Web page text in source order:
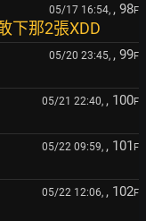
05/17 16:54, , 98F
下那2張XDD
05/20 23:45, , 99F
05/21 22:40, , 100F
05/22 09:59, , 101 F
05/22 12:06, , 102F